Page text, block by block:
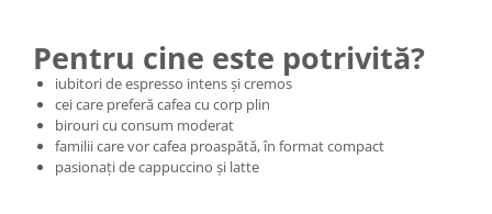
Pentru cine este potrivită?
iubitori de espresso intens și cremos
cei care preferă cafea cu corp plin
birouri cu consum moderat
familii care vor cafea proaspătă, în format compact
pasionați de cappuccino și latte